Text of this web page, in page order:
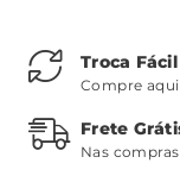
Troca Fácil
Compre
Frete
Nas